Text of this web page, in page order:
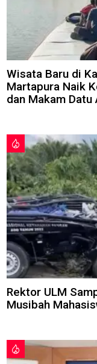
Wisata Baru di
Martapura Naik
dan Makam Datu
Rektor ULM
Musibah